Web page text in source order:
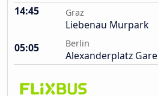
14:45 Graz
Liebenau Murpark
05:05
Berlin
Alexanderplatz Gare